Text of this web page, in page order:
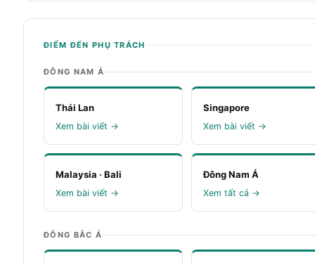
ĐIỂM ĐẾN PHỤ TRÁCH
ĐÔNG NAM Á
Thái Lan
Xem bài viết →
Singapore
Xem bài viết →
Malaysia · Bali
Xem bài viết →
Đông Nam Á
Xem tất cả →
ĐÔNG BẮC Á